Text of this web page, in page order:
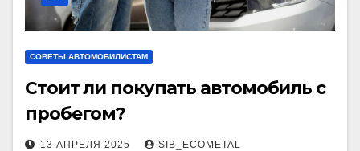
СОВЕТЫ АВТОМОБИЛИСТАМ
Стоит ли покупать автомобиль с
пробегом?
13 АПРЕЛЯ 2025 SIB_ECOMETAL